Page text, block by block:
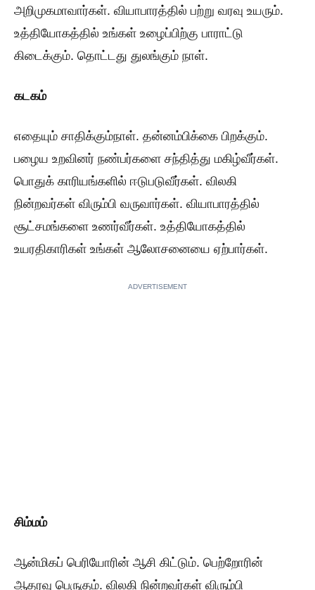
அறிமுகமாவார்கள். வியாபாரத்தில் பற்று வரவு உயரும்.
உத்தியோகத்தில் உங்கள் உழைப்பிற்கு பாராட்டு
கிடைக்கும். தொட்டது துலங்கும் நாள்.
கடகம்
எதையும் சாதிக்கும்நாள். தன்னம்பிக்கை பிறக்கும்.
பழைய உறவினர் நண்பர்களை சந்தித்து மகிழ்வீர்கள்.
பொதுக் காரியங்களில் ஈடுபடுவீர்கள். விலகி
நின்றவர்கள் விரும்பி வருவார்கள். வியாபாரத்தில்
சூட்சமங்களை உணர்வீர்கள். உத்தியோகத்தில்
உயரதிகாரிகள் உங்கள் ஆலோசனையை ஏற்பார்கள்.
ADVERTISEMENT
சிம்மம்
ஆன்மிகப் பெரியோரின் ஆசி கிட்டும். பெற்றோரின்
ஆதரவு பெருகும். விலகி நின்றவர்கள் விரும்பி